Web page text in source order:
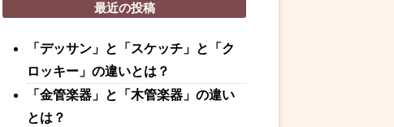
最近の投稿
「デッサン」と「スケッチ」と「ク
ロッキー」の違いとは？
「金管楽器」と「木管楽器」の違い
とは？